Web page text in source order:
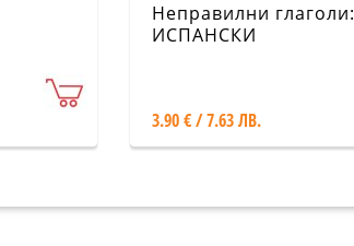
Неправилни глаголи:
ИСПАНСКИ
3.90 € / 7.63 ЛВ.